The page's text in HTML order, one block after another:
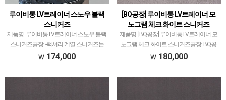
루이비통 LV트레이너 스노우 블랙
스니커즈
제품명 :루이비통 LV트레이너 스노우 블랙
스니커즈공장 :-​럭셔리 계열 스니커즈는
메이저 공장에서 취급되는 모델 많이 없습
174,000
[BQ공장] 루이비통 LV트레이너 모
노그램 체크 화이트 스니커즈
제품명 :[BQ공장] 루이비통 LV트레이너 모
노그램 체크 화이트 스니커즈공장 :BQ공
장​럭셔리 계열 스니커즈는 메이저 공장에
180,000